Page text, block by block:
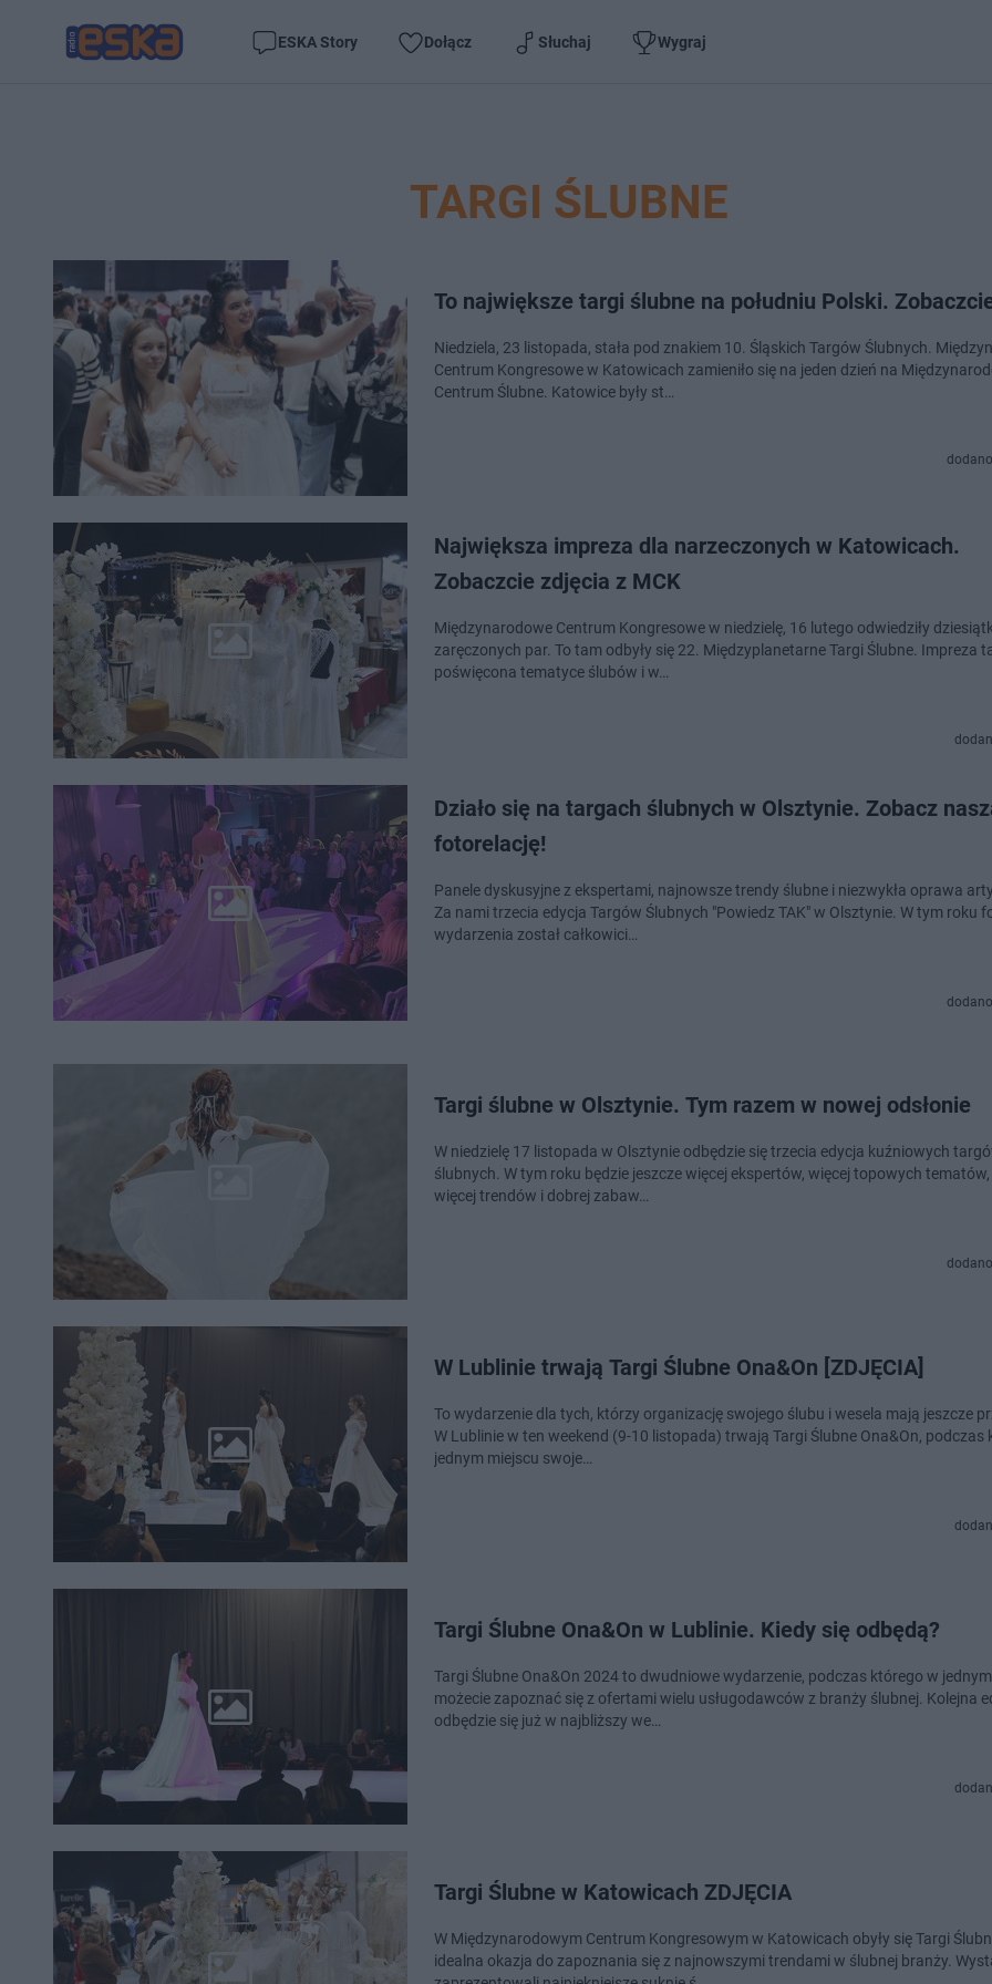
ESKA Story Dołącz Słuchaj Wygraj
TARGI ŚLUBNE
To największe targi ślubne na południu Polski.
Niedziela, 23 listopada, stała pod znakiem 10. Śląskich Targów Ślubnych.
Centrum Kongresowe w Katowicach zamieniło się na jeden dzień na
Centrum Ślubne. Katowice były st…
Największa impreza dla narzeczonych w Katowicach.
Zobaczcie zdjęcia z MCK
Międzynarodowe Centrum Kongresowe w niedzielę, 16 lutego odwiedziły
zaręczonych par. To tam odbyły się 22. Międzyplanetarne Targi Ślubne. Impreza
poświęcona tematyce ślubów i w…
Działo się na targach ślubnych w Olsztynie. Zobacz
fotorelację!
Panele dyskusyjne z ekspertami, najnowsze trendy ślubne i niezwykła oprawa
Za nami trzecia edycja Targów Ślubnych "Powiedz TAK" w Olsztynie. W tym roku
wydarzenia został całkowici…
Targi ślubne w Olsztynie. Tym razem w nowej odsłonie
W niedzielę 17 listopada w Olsztynie odbędzie się trzecia edycja kuźniowych
ślubnych. W tym roku będzie jeszcze więcej ekspertów, więcej topowych tematów,
więcej trendów i dobrej zabaw…
W Lublinie trwają Targi Ślubne Ona&On [ZDJĘCIA]
To wydarzenie dla tych, którzy organizację swojego ślubu i wesela mają jeszcze
W Lublinie w ten weekend (9-10 listopada) trwają Targi Ślubne Ona&On, podczas
jednym miejscu swoje…
Targi Ślubne Ona&On w Lublinie. Kiedy się odbędą?
Targi Ślubne Ona&On 2024 to dwudniowe wydarzenie, podczas którego w
możecie zapoznać się z ofertami wielu usługodawców z branży ślubnej. Kolejna
odbędzie się już w najbliższy we…
Targi Ślubne w Katowicach ZDJĘCIA
W Międzynarodowym Centrum Kongresowym w Katowicach obyły się Targi
idealna okazja do zapoznania się z najnowszymi trendami w ślubnej branży.